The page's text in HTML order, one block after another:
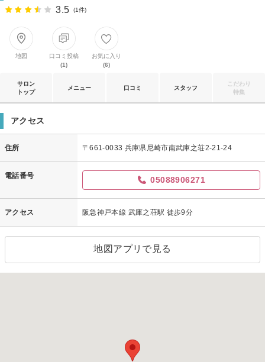
3.5 (1件)
地図
口コミ投稿
(1)
お気に入り
(6)
サロン
トップ
メニュー 口コミ スタッフ
こだわり
特集
アクセス
住所 〒661-0033 兵庫県尼崎市南武庫之荘2-21-24
電話番号 05088906271
アクセス 阪急神戸本線 武庫之荘駅 徒歩9分
地図アプリで見る